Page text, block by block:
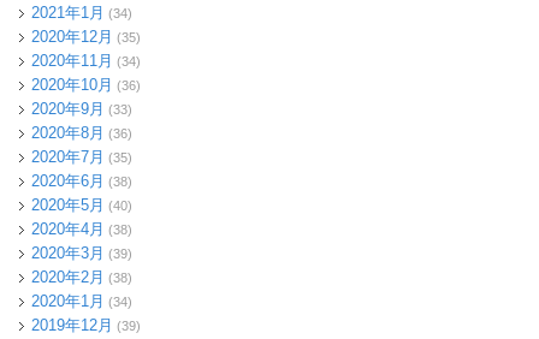
2021年1月 (34)
2020年12月 (35)
2020年11月 (34)
2020年10月 (36)
2020年9月 (33)
2020年8月 (36)
2020年7月 (35)
2020年6月 (38)
2020年5月 (40)
2020年4月 (38)
2020年3月 (39)
2020年2月 (38)
2020年1月 (34)
2019年12月 (39)